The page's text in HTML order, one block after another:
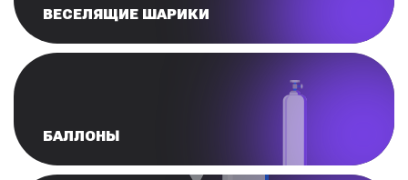
ВЕСЕЛЯЩИЕ ШАРИКИ
БАЛЛОНЫ